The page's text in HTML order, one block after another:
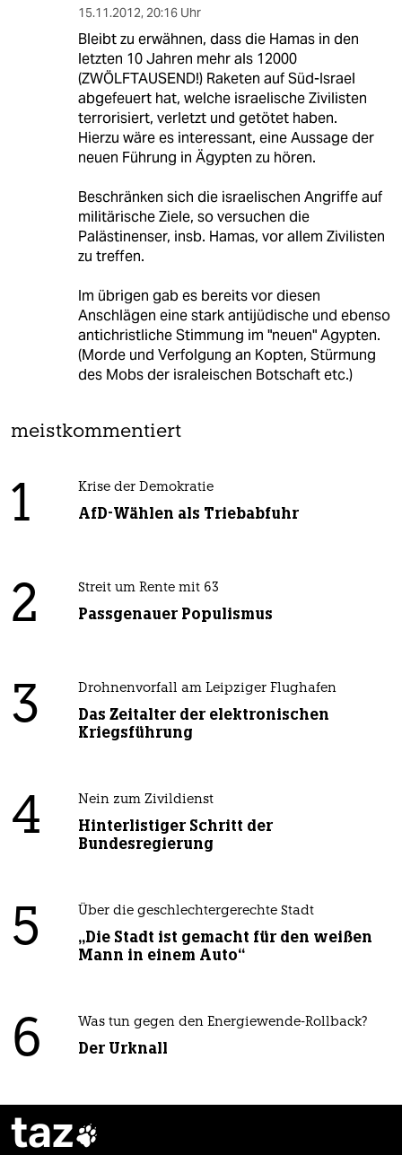
15.11.2012, 20:16 Uhr
Bleibt zu erwähnen, dass die Hamas in den
letzten 10 Jahren mehr als 12000
(ZWÖLFTAUSEND!) Raketen auf Süd-Israel
abgefeuert hat, welche israelische Zivilisten
terrorisiert, verletzt und getötet haben.
Hierzu wäre es interessant, eine Aussage der
neuen Führung in Ägypten zu hören.
Beschränken sich die israelischen Angriffe auf
militärische Ziele, so versuchen die
Palästinenser, insb. Hamas, vor allem Zivilisten
zu treffen.
Im übrigen gab es bereits vor diesen
Anschlägen eine stark antijüdische und ebenso
antichristliche Stimmung im "neuen" Agypten.
(Morde und Verfolgung an Kopten, Stürmung
des Mobs der israleischen Botschaft etc.)
meistkommentiert
1 Krise der Demokratie
AfD-Wählen als Triebabfuhr
2 Streit um Rente mit 63
Passgenauer Populismus
3 Drohnenvorfall am Leipziger Flughafen
Das Zeitalter der elektronischen
Kriegsführung
4 Nein zum Zivildienst
Hinterlistiger Schritt der
Bundesregierung
5 Über die geschlechtergerechte Stadt
„Die Stadt ist gemacht für den weißen
Mann in einem Auto“
6 Was tun gegen den Energiewende-Rollback?
Der Urknall
taz